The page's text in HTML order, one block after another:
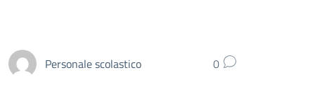
Personale scolastico 0